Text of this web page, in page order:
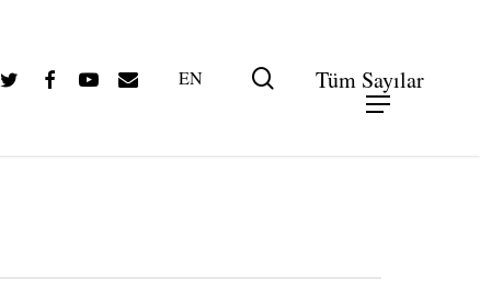
TwitterFacebookYoutube
Email EN searchTüm Sayılar